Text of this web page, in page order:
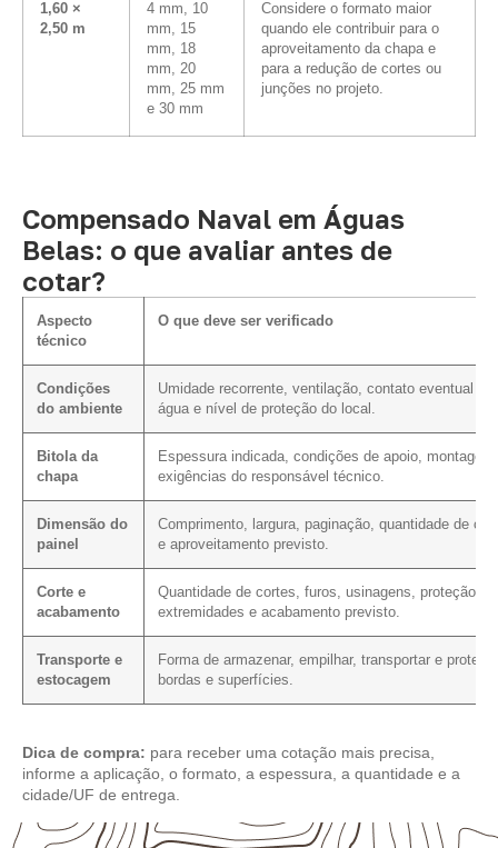
1,60 ×
2,50 m
4 mm, 10
mm, 15
mm, 18
mm, 20
mm, 25 mm
e 30 mm
Considere o formato maior
quando ele contribuir para o
aproveitamento da chapa e
para a redução de cortes ou
junções no projeto.
Compensado Naval em Águas
Belas: o que avaliar antes de
cotar?
Aspecto
técnico
O que deve ser verificado
Condições
do ambiente
Umidade recorrente, ventilação, contato eventual
água e nível de proteção do local.
Bitola da
chapa
Espessura indicada, condições de apoio, montagem
exigências do responsável técnico.
Dimensão do
painel
Comprimento, largura, paginação, quantidade de
e aproveitamento previsto.
Corte e
acabamento
Quantidade de cortes, furos, usinagens, proteção
extremidades e acabamento previsto.
Transporte e
estocagem
Forma de armazenar, empilhar, transportar e
bordas e superfícies.
Dica de compra: para receber uma cotação mais precisa,
informe a aplicação, o formato, a espessura, a quantidade e a
cidade/UF de entrega.